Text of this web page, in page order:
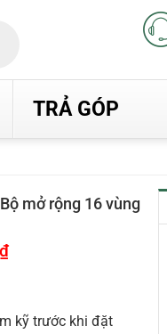
TRẢ GÓP
mở rộng 16 vùng
₫Giá
kỹ trước khi đặt